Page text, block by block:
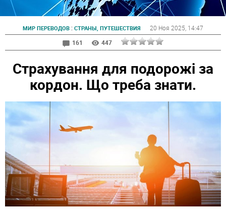
МИР ПЕРЕВОДОВ : СТРАНЫ, ПУТЕШЕСТВИЯ 20 Ноя 2025 , 14:47
161
447
Страхування для подорожі за
кордон. Що треба знати.